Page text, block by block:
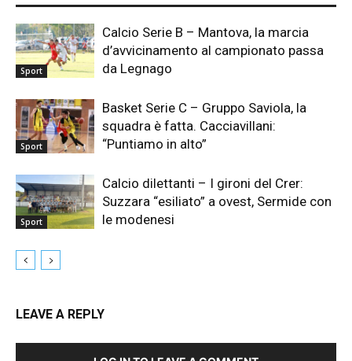
Sport
Calcio Serie B – Mantova, la marcia
d’avvicinamento al campionato passa
da Legnago
Sport
Basket Serie C – Gruppo Saviola, la
squadra è fatta. Cacciavillani:
“Puntiamo in alto”
Sport
Calcio dilettanti – I gironi del Crer:
Suzzara “esiliato” a ovest, Sermide con
le modenesi
LEAVE A REPLY